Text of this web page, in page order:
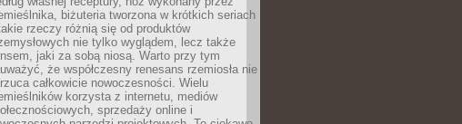
biżuteria tworzona w krótkich seriach
rzeczy różnią się od produktów
nie tylko wyglądem, lecz także
jaki za sobą niosą. Warto przy tym
że współczesny renesans rzemiosła nie
całkowicie nowoczesności. Wielu
korzysta z internetu, mediów
sprzedaży online i